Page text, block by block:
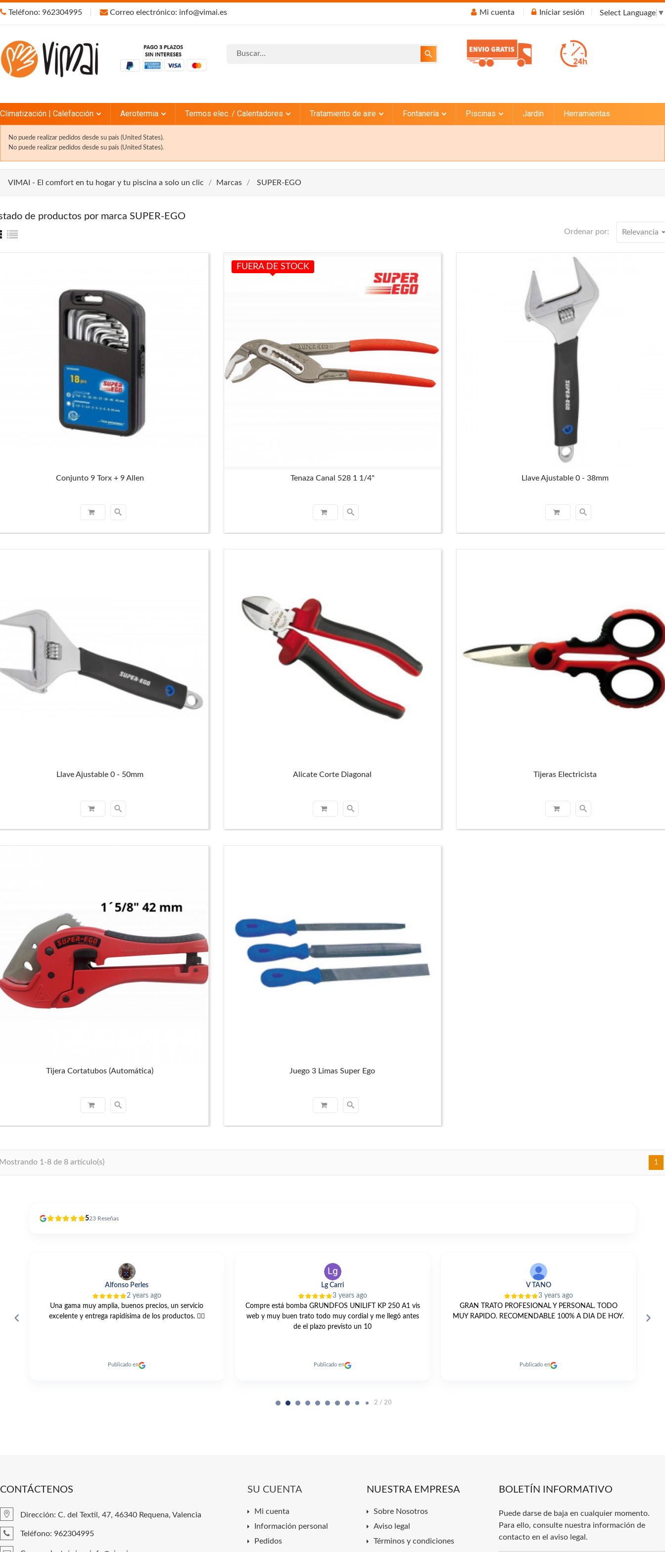
Teléfono: 962304995 Correo electrónico: info@vimai.es Mi cuenta Iniciar sesión Select Language ▼
search
Climatización | Calefacción Aerotermia Termos elec. / Calentadores Tratamiento de aire Fontanería Piscinas Jardín Herramientas
No puede realizar pedidos desde su país (United States).
No puede realizar pedidos desde su país (United States).
VIMAI - El comfort en tu hogar y tu piscina a solo un clic Marcas SUPER-EGO
de productos por marca SUPER-EGO
Ordenar por: Relevancia
Conjunto 9 Torx + 9 Allen
search
Tenaza Canal 528 1 1/4"
search
FUERA DE STOCK
Llave Ajustable 0 - 38mm
search
Llave Ajustable 0 - 50mm
search
Alicate Corte Diagonal
search
Tijeras Electricista
search
Tijera Cortatubos (Automática)
search
Juego 3 Limas Super Ego
search
1-8 de 8 artículo(s) 1
523 Reseñas
Alfonso Perles
2 years ago
Una gama muy amplia, buenos precios, un servicio
excelente y entrega rapidísima de los productos. 👍🏼
Publicado en
Lg Carri
3 years ago
Compre está bomba GRUNDFOS UNILIFT KP 250 A1 vis
web y muy buen trato todo muy cordial y me llegó antes
de el plazo previsto un 10
Publicado en
V TANO
3 years ago
GRAN TRATO PROFESIONAL Y PERSONAL. TODO
MUY RAPIDO. RECOMENDABLE 100% A DIA DE HOY.
Publicado en
2 / 20
CONTÁCTENOS
Dirección: C. del Textil, 47, 46340 Requena, Valencia
Teléfono: 962304995
SU CUENTA
Mi cuenta
Información personal
Pedidos
NUESTRA EMPRESA
Sobre Nosotros
Aviso legal
Términos y condiciones
BOLETÍN INFORMATIVO
Puede darse de baja en cualquier momento.
Para ello, consulte nuestra información de
contacto en el aviso legal.